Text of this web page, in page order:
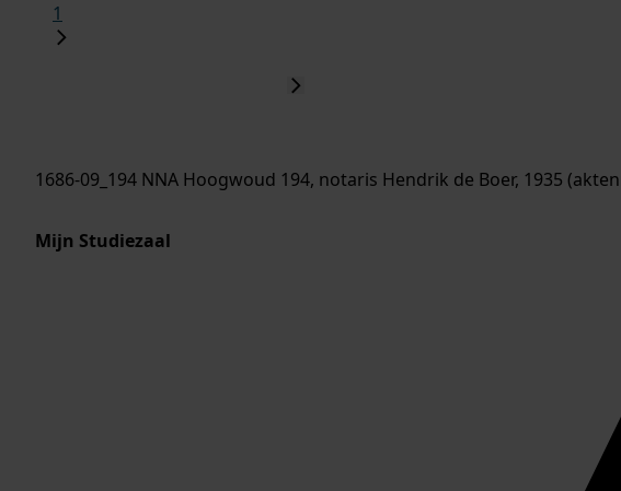
1
1686-09_194 NNA Hoogwoud 194, notaris Hendrik de Boer, 1935
Mijn Studiezaal